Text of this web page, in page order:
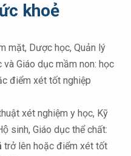
khoẻ
mặt, Dược học, Quản lý
Giáo dục mầm non: học
điểm xét tốt nghiệp
xét nghiệm y học, Kỹ
sinh, Giáo dục thể chất:
trở lên hoặc điểm xét tốt